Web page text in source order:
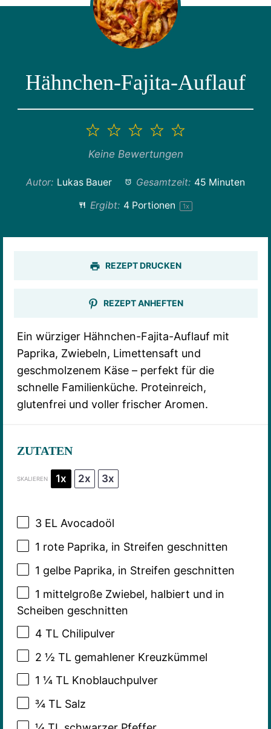
Hähnchen-Fajita-Auflauf
5
4
Sterne
3
Sterne
2
Sterne
1
Stern
Keine Bewertungen
Autor: Lukas Bauer Gesamtzeit: 45 Minuten
Ergibt: 4 Portionen 1x
REZEPT DRUCKEN
REZEPT ANHEFTEN
Ein würziger Hähnchen-Fajita-Auflauf mit
Paprika, Zwiebeln, Limettensaft und
geschmolzenem Käse – perfekt für die
schnelle Familienküche. Proteinreich,
glutenfrei und voller frischer Aromen.
ZUTATEN
SKALIEREN 1x 2x 3x
3EL Avocadoöl
1 rote Paprika, in Streifen geschnitten
1 gelbe Paprika, in Streifen geschnitten
1 mittelgroße Zwiebel, halbiert und in
Scheiben geschnitten
4 TL Chilipulver
2 ½ TL gemahlener Kreuzkümmel
1 ¼TL Knoblauchpulver
¾TL Salz